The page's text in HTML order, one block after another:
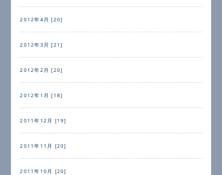
2012年4月 [20]
2012年3月 [21]
2012年2月 [20]
2012年1月 [18]
2011年12月 [19]
2011年11月 [20]
2011年10月 [20]